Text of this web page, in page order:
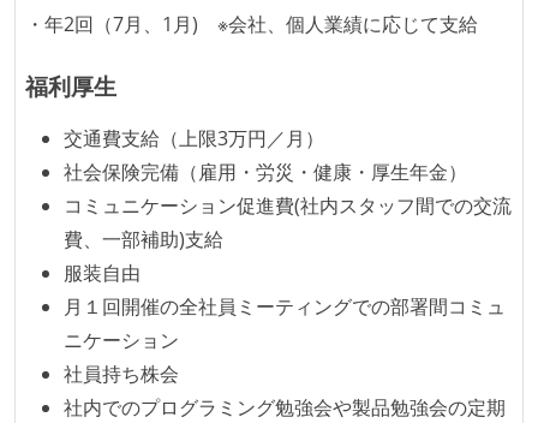
給与形態：賞与あり
試用期間：あり（6ヶ月間）
生年金）
受動喫煙防止措置：屋内禁煙（屋内に喫煙可能室設
置）
・年2回（7月、1月) ※会社、個人業績に応じて支給
福利厚生
交通費支給（上限3万円／月）
社会保険完備（雇用・労災・健康・厚生年金）
コミュニケーション促進費(社内スタッフ間での交流
費、一部補助)支給
服装自由
月１回開催の全社員ミーティングでの部署間コミュ
ニケーション
社員持ち株会
社内でのプログラミング勉強会や製品勉強会の定期